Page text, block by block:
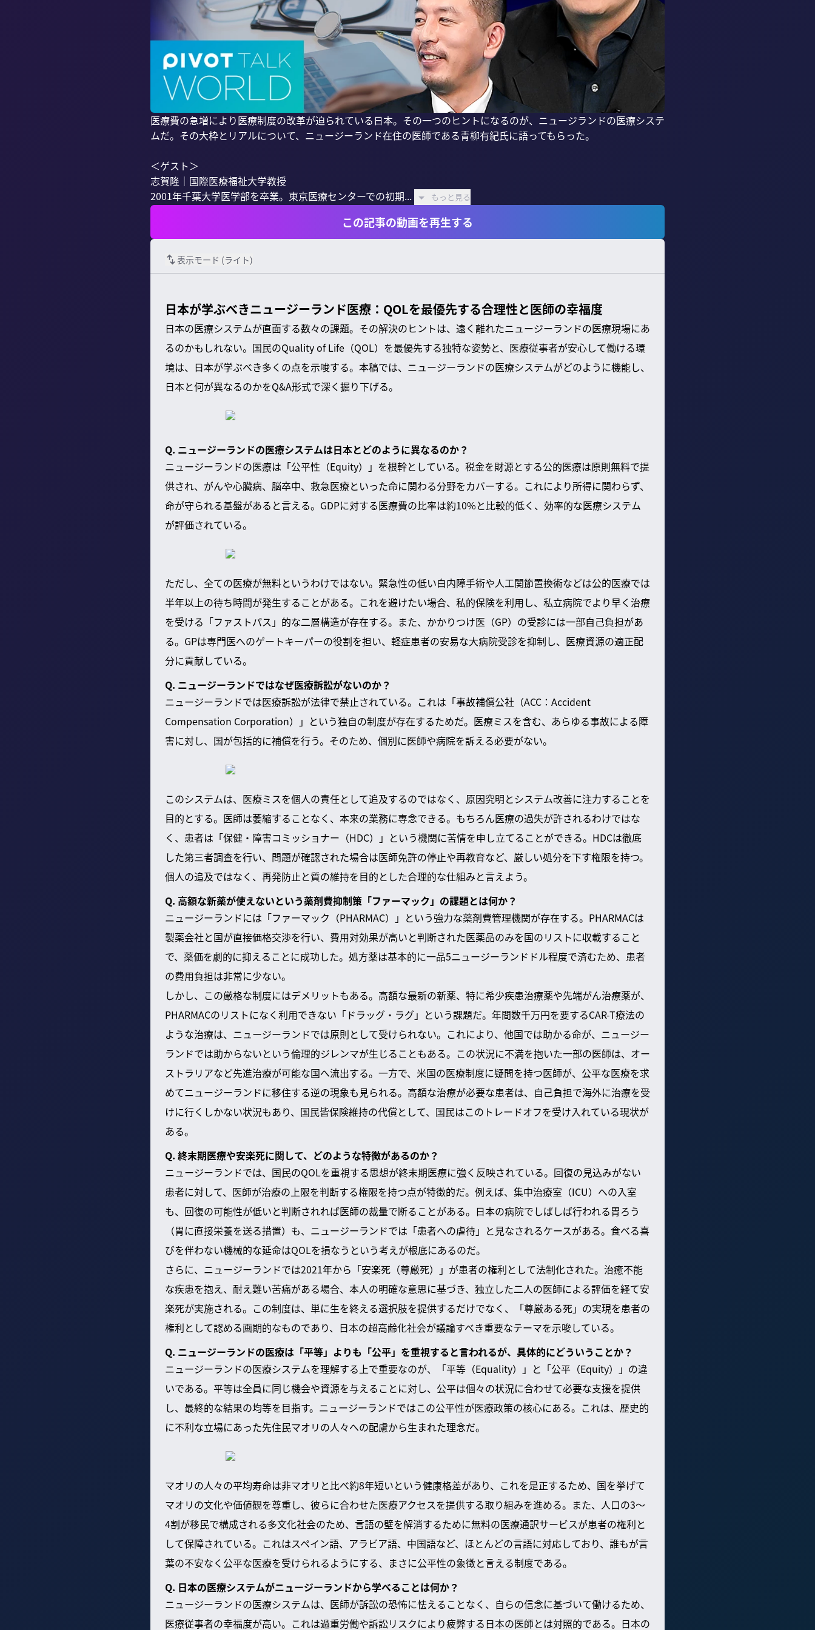
医療費の急増により医療制度の改革が迫られている日本。その一つのヒントになるのが、ニュージランドの医療システ
ムだ。その大枠とリアルについて、ニュージーランド在住の医師である青柳有紀氏に語ってもらった。
＜ゲスト＞
志賀隆｜国際医療福祉大学教授
2001年千葉大学医学部を卒業。東京医療センターでの初期...
もっと見る
この記事の動画を再生する
表示モード (ライト)
日本が学ぶべきニュージーランド医療：QOLを最優先する合理性と医師の幸福度
日本の医療システムが直面する数々の課題。その解決のヒントは、遠く離れたニュージーランドの医療現場にあ
るのかもしれない。国民のQuality of Life（QOL）を最優先する独特な姿勢と、医療従事者が安心して働ける環
境は、日本が学ぶべき多くの点を示唆する。本稿では、ニュージーランドの医療システムがどのように機能し、
日本と何が異なるのかをQ&A形式で深く掘り下げる。
Q. ニュージーランドの医療システムは日本とどのように異なるのか？
ニュージーランドの医療は「公平性（Equity）」を根幹としている。税金を財源とする公的医療は原則無料で提
供され、がんや心臓病、脳卒中、救急医療といった命に関わる分野をカバーする。これにより所得に関わらず、
命が守られる基盤があると言える。GDPに対する医療費の比率は約10%と比較的低く、効率的な医療システム
が評価されている。
ただし、全ての医療が無料というわけではない。緊急性の低い白内障手術や人工関節置換術などは公的医療では
半年以上の待ち時間が発生することがある。これを避けたい場合、私的保険を利用し、私立病院でより早く治療
を受ける「ファストパス」的な二層構造が存在する。また、かかりつけ医（GP）の受診には一部自己負担があ
る。GPは専門医へのゲートキーパーの役割を担い、軽症患者の安易な大病院受診を抑制し、医療資源の適正配
分に貢献している。
Q. ニュージーランドではなぜ医療訴訟がないのか？
ニュージーランドでは医療訴訟が法律で禁止されている。これは「事故補償公社（ACC：Accident
Compensation Corporation）」という独自の制度が存在するためだ。医療ミスを含む、あらゆる事故による障
害に対し、国が包括的に補償を行う。そのため、個別に医師や病院を訴える必要がない。
このシステムは、医療ミスを個人の責任として追及するのではなく、原因究明とシステム改善に注力することを
目的とする。医師は萎縮することなく、本来の業務に専念できる。もちろん医療の過失が許されるわけではな
く、患者は「保健・障害コミッショナー（HDC）」という機関に苦情を申し立てることができる。HDCは徹底
した第三者調査を行い、問題が確認された場合は医師免許の停止や再教育など、厳しい処分を下す権限を持つ。
個人の追及ではなく、再発防止と質の維持を目的とした合理的な仕組みと言えよう。
Q. 高額な新薬が使えないという薬剤費抑制策「ファーマック」の課題とは何か？
ニュージーランドには「ファーマック（PHARMAC）」という強力な薬剤費管理機関が存在する。PHARMACは
製薬会社と国が直接価格交渉を行い、費用対効果が高いと判断された医薬品のみを国のリストに収載すること
で、薬価を劇的に抑えることに成功した。処方薬は基本的に一品5ニュージーランドドル程度で済むため、患者
の費用負担は非常に少ない。
しかし、この厳格な制度にはデメリットもある。高額な最新の新薬、特に希少疾患治療薬や先端がん治療薬が、
PHARMACのリストになく利用できない「ドラッグ・ラグ」という課題だ。年間数千万円を要するCAR-T療法の
ような治療は、ニュージーランドでは原則として受けられない。これにより、他国では助かる命が、ニュージー
ランドでは助からないという倫理的ジレンマが生じることもある。この状況に不満を抱いた一部の医師は、オー
ストラリアなど先進治療が可能な国へ流出する。一方で、米国の医療制度に疑問を持つ医師が、公平な医療を求
めてニュージーランドに移住する逆の現象も見られる。高額な治療が必要な患者は、自己負担で海外に治療を受
けに行くしかない状況もあり、国民皆保険維持の代償として、国民はこのトレードオフを受け入れている現状が
ある。
Q. 終末期医療や安楽死に関して、どのような特徴があるのか？
ニュージーランドでは、国民のQOLを重視する思想が終末期医療に強く反映されている。回復の見込みがない
患者に対して、医師が治療の上限を判断する権限を持つ点が特徴的だ。例えば、集中治療室（ICU）への入室
も、回復の可能性が低いと判断されれば医師の裁量で断ることがある。日本の病院でしばしば行われる胃ろう
（胃に直接栄養を送る措置）も、ニュージーランドでは「患者への虐待」と見なされるケースがある。食べる喜
びを伴わない機械的な延命はQOLを損なうという考えが根底にあるのだ。
さらに、ニュージーランドでは2021年から「安楽死（尊厳死）」が患者の権利として法制化された。治癒不能
な疾患を抱え、耐え難い苦痛がある場合、本人の明確な意思に基づき、独立した二人の医師による評価を経て安
楽死が実施される。この制度は、単に生を終える選択肢を提供するだけでなく、「尊厳ある死」の実現を患者の
権利として認める画期的なものであり、日本の超高齢化社会が議論すべき重要なテーマを示唆している。
Q. ニュージーランドの医療は「平等」よりも「公平」を重視すると言われるが、具体的にどういうことか？
ニュージーランドの医療システムを理解する上で重要なのが、「平等（Equality）」と「公平（Equity）」の違
いである。平等は全員に同じ機会や資源を与えることに対し、公平は個々の状況に合わせて必要な支援を提供
し、最終的な結果の均等を目指す。ニュージーランドではこの公平性が医療政策の核心にある。これは、歴史的
に不利な立場にあった先住民マオリの人々への配慮から生まれた理念だ。
マオリの人々の平均寿命は非マオリと比べ約8年短いという健康格差があり、これを是正するため、国を挙げて
マオリの文化や価値観を尊重し、彼らに合わせた医療アクセスを提供する取り組みを進める。また、人口の3～
4割が移民で構成される多文化社会のため、言語の壁を解消するために無料の医療通訳サービスが患者の権利と
して保障されている。これはスペイン語、アラビア語、中国語など、ほとんどの言語に対応しており、誰もが言
葉の不安なく公平な医療を受けられるようにする、まさに公平性の象徴と言える制度である。
Q. 日本の医療システムがニュージーランドから学べることは何か？
ニュージーランドの医療システムは、医師が訴訟の恐怖に怯えることなく、自らの信念に基づいて働けるため、
医療従事者の幸福度が高い。これは過重労働や訴訟リスクにより疲弊する日本の医師とは対照的である。日本の